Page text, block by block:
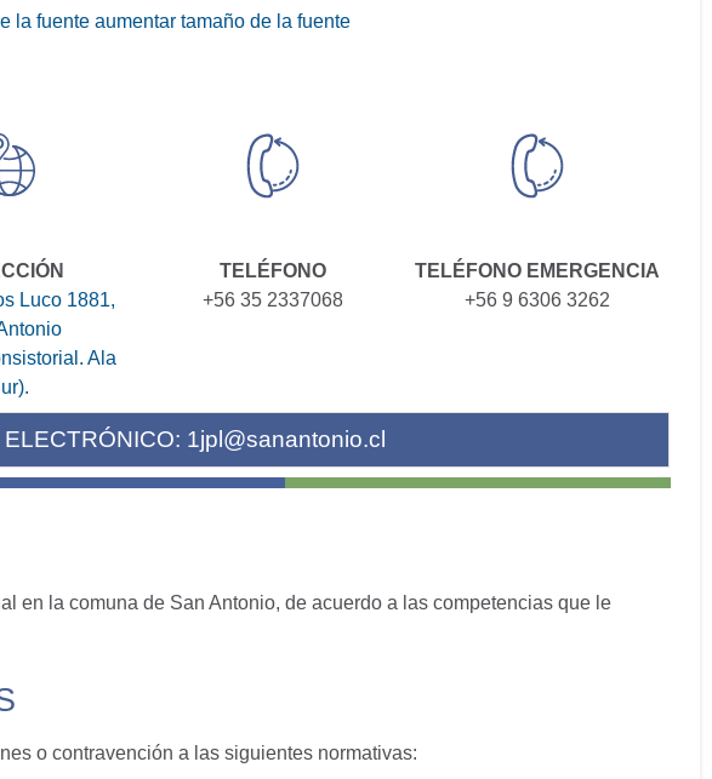
la fuente aumentar tamaño de la fuente
Luco 1881,
Ala
TELÉFONO
+56 35 2337068
TELÉFONO EMERGENCIA
+56 9 6306 3262
1jpl@sanantonio.cl
en la comuna de San Antonio, de acuerdo a las competencias que le
o contravención a las siguientes normativas: